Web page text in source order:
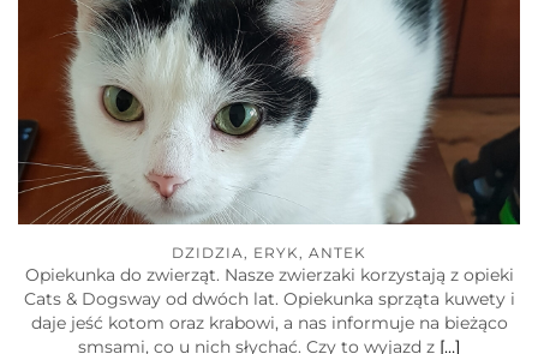
DZIDZIA, ERYK, ANTEK
Opiekunka do zwierząt. Nasze zwierzaki korzystają z opieki
Cats & Dogsway od dwóch lat. Opiekunka sprząta kuwety i
daje jeść kotom oraz krabowi, a nas informuje na bieżąco
smsami, co u nich słychać. Czy to wyjazd z […]